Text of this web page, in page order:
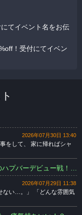
てイベント名をお伝
！受付にてイベン
2026年07月30日 13:40
2026年07月29日 11:38
どんな雰囲気